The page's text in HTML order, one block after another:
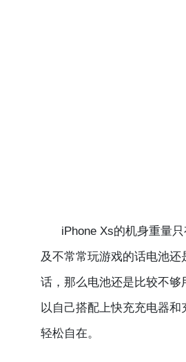
iPhone Xs的机身重量只
及不常常玩游戏的话电池
话，那么电池还是比较不
以自己搭配上快充充电器
轻松自在。